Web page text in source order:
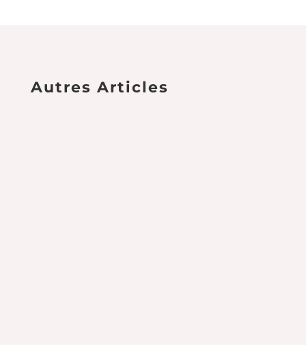
Autres Articles